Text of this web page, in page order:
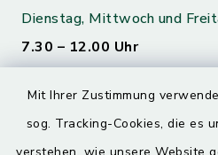
Mit Ihrer Zustimmung
sog. Tracking-Cookies, die es
Dienstag, Mittwoch und
7.30 – 12.00 Uhr
Donnerstag
7.30 – 12.00 Uhr